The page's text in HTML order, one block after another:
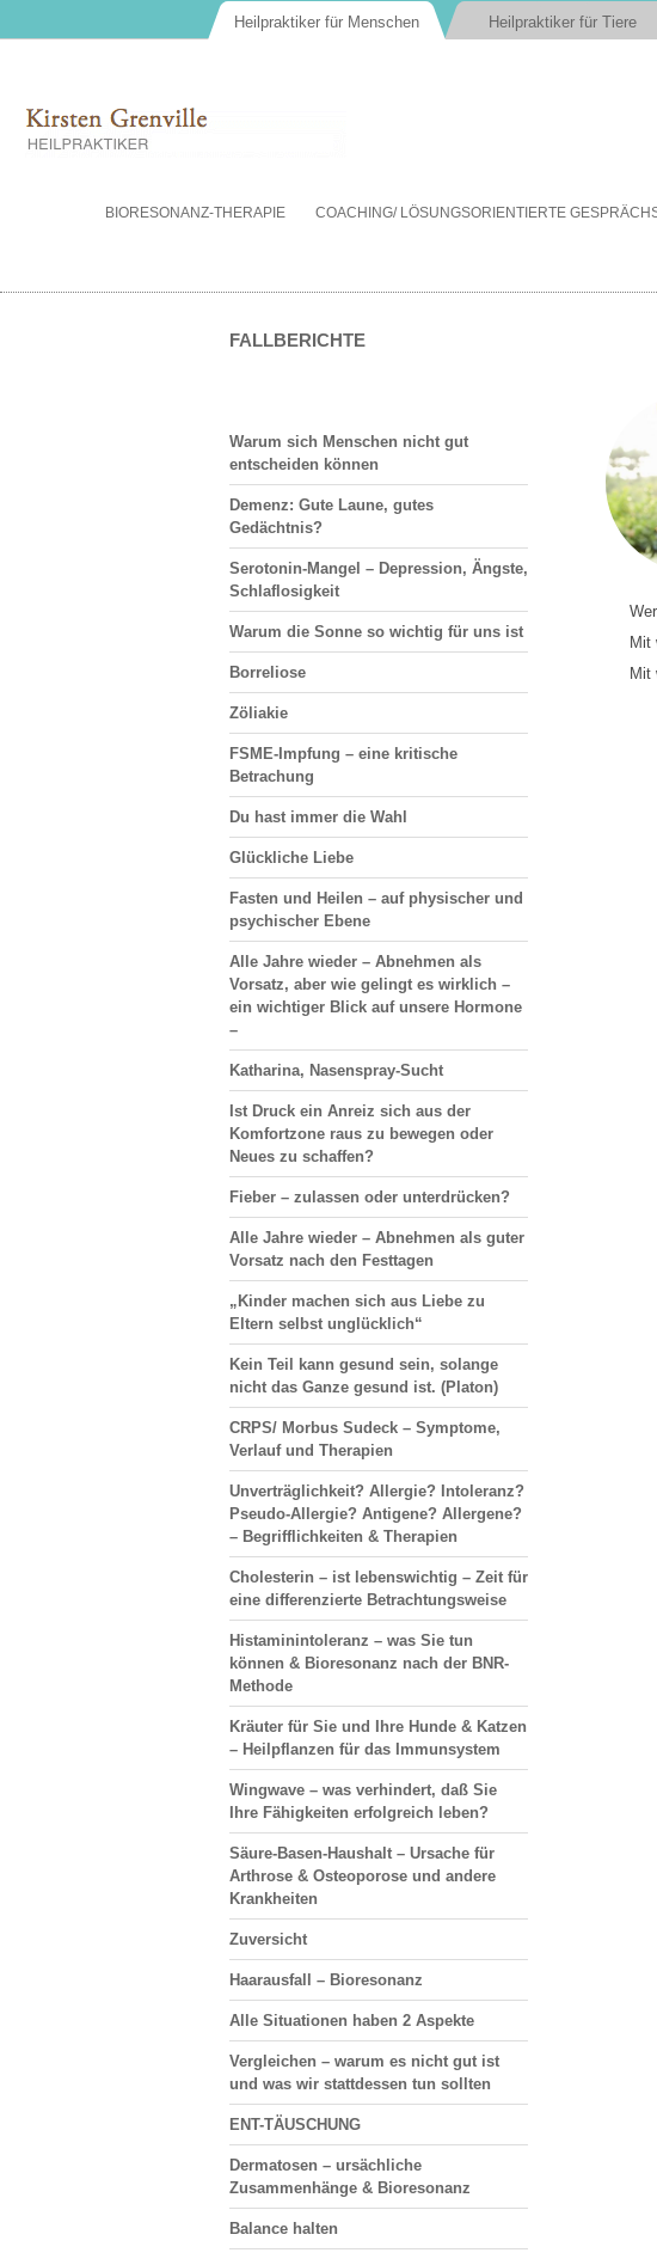
Heilpraktiker für Menschen Heilpraktiker für Tiere
BIORESONANZ-THERAPIE COACHING/ LÖSUNGSORIENTIERTE
Mit
Mit
FALLBERICHTE
Warum sich Menschen nicht gut
entscheiden können
Demenz: Gute Laune, gutes
Gedächtnis?
Serotonin-Mangel – Depression, Ängste,
Schlaflosigkeit
Warum die Sonne so wichtig für uns ist
Borreliose
Zöliakie
FSME-Impfung – eine kritische
Betrachung
Du hast immer die Wahl
Glückliche Liebe
Fasten und Heilen – auf physischer und
psychischer Ebene
Alle Jahre wieder – Abnehmen als
Vorsatz, aber wie gelingt es wirklich –
ein wichtiger Blick auf unsere Hormone
–
Katharina, Nasenspray-Sucht
Ist Druck ein Anreiz sich aus der
Komfortzone raus zu bewegen oder
Neues zu schaffen?
Fieber – zulassen oder unterdrücken?
Alle Jahre wieder – Abnehmen als guter
Vorsatz nach den Festtagen
„Kinder machen sich aus Liebe zu
Eltern selbst unglücklich“
Kein Teil kann gesund sein, solange
nicht das Ganze gesund ist. (Platon)
CRPS/ Morbus Sudeck – Symptome,
Verlauf und Therapien
Unverträglichkeit? Allergie? Intoleranz?
Pseudo-Allergie? Antigene? Allergene?
– Begrifflichkeiten & Therapien
Cholesterin – ist lebenswichtig – Zeit für
eine differenzierte Betrachtungsweise
Histaminintoleranz – was Sie tun
können & Bioresonanz nach der BNR-
Methode
Kräuter für Sie und Ihre Hunde & Katzen
– Heilpflanzen für das Immunsystem
Wingwave – was verhindert, daß Sie
Ihre Fähigkeiten erfolgreich leben?
Säure-Basen-Haushalt – Ursache für
Arthrose & Osteoporose und andere
Krankheiten
Zuversicht
Haarausfall – Bioresonanz
Alle Situationen haben 2 Aspekte
Vergleichen – warum es nicht gut ist
und was wir stattdessen tun sollten
ENT-TÄUSCHUNG
Dermatosen – ursächliche
Zusammenhänge & Bioresonanz
Balance halten